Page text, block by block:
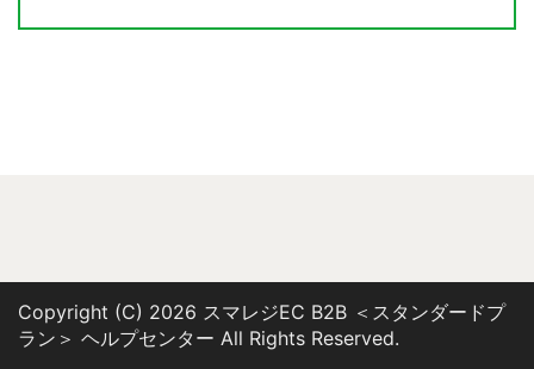
Copyright (C) 2026 スマレジEC B2B ＜スタンダードプ
ラン＞ ヘルプセンター All Rights Reserved.